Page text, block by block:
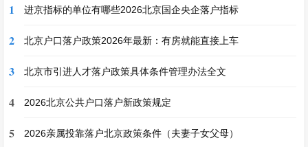
1 进京指标的单位有哪些2026北京国企央企落户指标
2 北京户口落户政策2026年最新：有房就能直接上车
3 北京市引进人才落户政策具体条件管理办法全文
4 2026北京公共户口落户新政策规定
5 2026亲属投靠落户北京政策条件（夫妻子女父母）